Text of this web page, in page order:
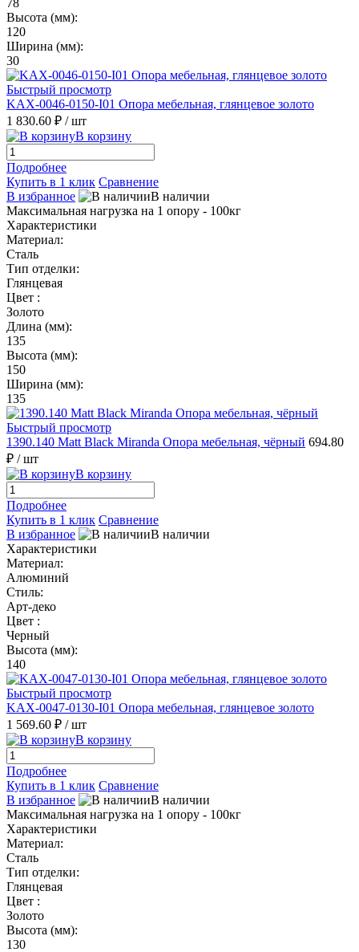
Высота (мм):
120
Ширина (мм):
30
Быстрый просмотр
KAX-0046-0150-I01 Опора мебельная, глянцевое золото
1 830.60 ₽ / шт
В корзину
Подробнее
Купить в 1 клик Сравнение
В избранное
В наличии
Максимальная нагрузка на 1 опору - 100кг
Характеристики
Материал:
Сталь
Тип отделки:
Глянцевая
Цвет :
Золото
Длина (мм):
135
Высота (мм):
150
Ширина (мм):
135
Быстрый просмотр
1390.140 Matt Black Miranda Опора мебельная, чёрный 694.80
₽ / шт
В корзину
Подробнее
Купить в 1 клик Сравнение
В избранное
В наличии
Характеристики
Материал:
Алюминий
Стиль:
Арт-деко
Цвет :
Черный
Высота (мм):
140
Быстрый просмотр
KAX-0047-0130-I01 Опора мебельная, глянцевое золото
1 569.60 ₽ / шт
В корзину
Подробнее
Купить в 1 клик Сравнение
В избранное
В наличии
Максимальная нагрузка на 1 опору - 100кг
Характеристики
Материал:
Сталь
Тип отделки:
Глянцевая
Цвет :
Золото
Высота (мм):
130